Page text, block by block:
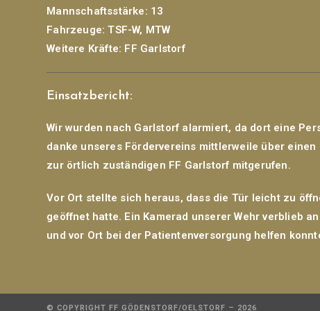
Mannschaftsstärke: 13
Fahrzeuge: TSF-W, MTW
Weitere Kräfte: FF Garlstorf
Einsatzbericht:
Wir wurden nach Garlstorf alarmiert, da dort eine
danke unseres Fördervereins mittlerweile über
zur örtlich zuständigen FF Garlstorf mitgerufen.
Vor Ort stellte sich heraus, dass die Tür leicht zu
geöffnet hatte. Ein Kamerad unserer Wehr verblieb
und vor Ort bei der Patientenversorgung helfen
© COPYRIGHT FF GÖDENSTORF/OELSTORF – 2026